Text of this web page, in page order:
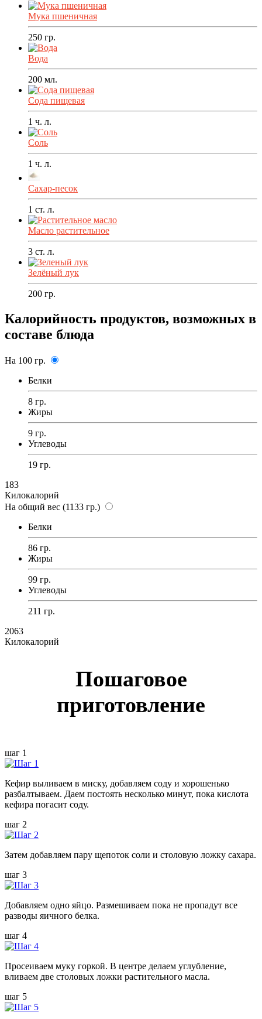
Мука пшеничная
250 гр.
Вода
200 мл.
Сода пищевая
1 ч. л.
Соль
1 ч. л.
Сахар-песок
1 ст. л.
Масло растительное
3 ст. л.
Зелёный лук
200 гр.
Калорийность продуктов, возможных в
составе блюда
На 100 гр.
Белки
8 гр.
Жиры
9 гр.
Углеводы
19 гр.
183
Килокалорий
На общий вес (1133 гр.)
Белки
86 гр.
Жиры
99 гр.
Углеводы
211 гр.
2063
Килокалорий
Пошаговое
приготовление
шаг 1
Кефир выливаем в миску, добавляем соду и хорошенько
разбалтываем. Даем постоять несколько минут, пока кислота
кефира погасит соду.
шаг 2
Затем добавляем пару щепоток соли и столовую ложку сахара.
шаг 3
Добавляем одно яйцо. Размешиваем пока не пропадут все
разводы яичного белка.
шаг 4
Просеиваем муку горкой. В центре делаем углубление,
вливаем две столовых ложки растительного масла.
шаг 5